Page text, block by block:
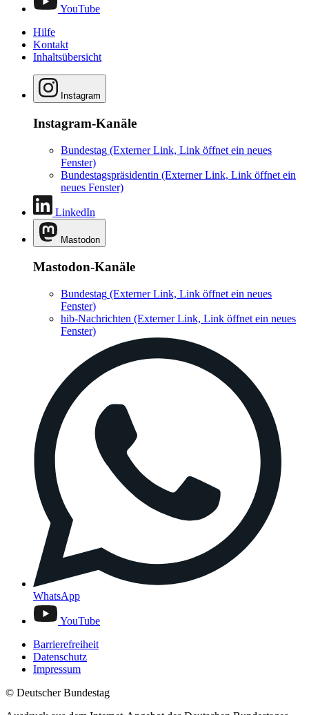
YouTube
Hilfe
Kontakt
Inhaltsübersicht
Instagram
Instagram-Kanäle
Bundestag (Externer Link, Link öffnet ein neues
Fenster)
Bundestagspräsidentin (Externer Link, Link öffnet ein
neues Fenster)
LinkedIn
Mastodon
Mastodon-Kanäle
Bundestag (Externer Link, Link öffnet ein neues
Fenster)
hib-Nachrichten (Externer Link, Link öffnet ein neues
Fenster)
WhatsApp
YouTube
Barrierefreiheit
Datenschutz
Impressum
© Deutscher Bundestag